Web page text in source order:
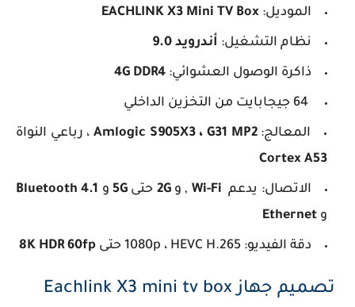
الموديل: EACHLINK X3 Mini TV Box
نظام التشغيل: أندرويد 9.0
ذاكرة الوصول العشوائي: 4G DDR4
المعالج:Amlogic S905X3 ، G31 MP2 ، رباعي النواة
Cortex A53
الاتصال: يدعم , و2G حتى 5Gو Bluetooth 4.1
و Ethernet
دقة الفيديو: 1080p ، HEVC H.265 حتى 8K HDR 60fp
تصميم جهاز Eachlink X3 mini tv box